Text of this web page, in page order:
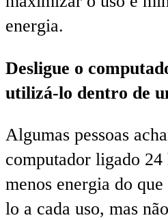
energia.
Desligue o
utilizá-lo dentro de
Algumas pessoas
computador ligado 24
menos energia do
lo a cada uso, mas